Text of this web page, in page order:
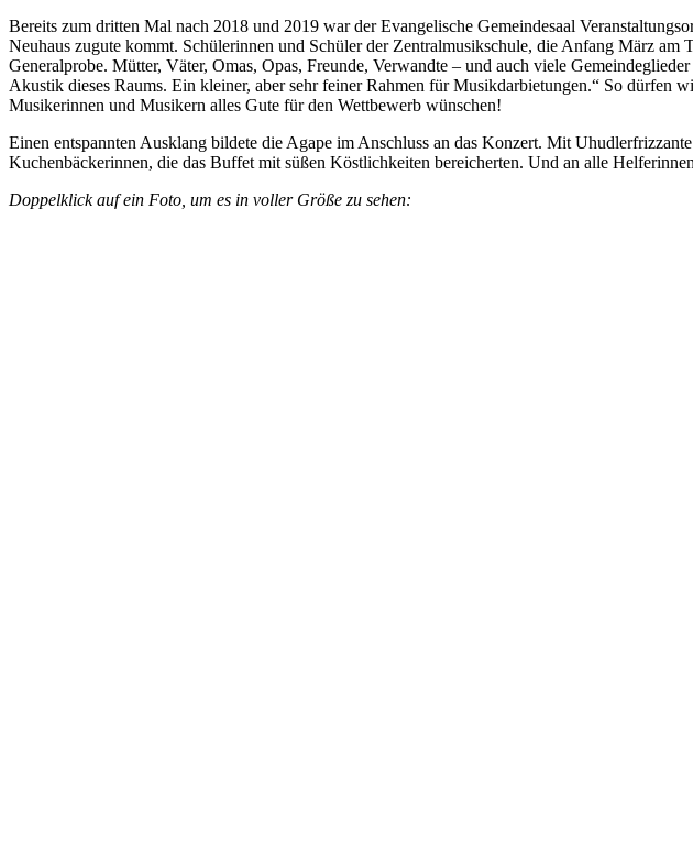
Bereits zum dritten Mal nach 2018 und 2019 war der Evangelische Gemeindesaal
Neuhaus zugute kommt. Schülerinnen und Schüler der Zentralmusikschule, die Anfang März
Generalprobe. Mütter, Väter, Omas, Opas, Freunde, Verwandte – und auch viele
Akustik dieses Raums. Ein kleiner, aber sehr feiner Rahmen für Musikdarbietungen.“ So dürfen
Musikerinnen und Musikern alles Gute für den Wettbewerb wünschen!
Einen entspannten Ausklang bildete die Agape im Anschluss an das Konzert. Mit
Kuchenbäckerinnen, die das Buffet mit süßen Köstlichkeiten bereicherten. Und an alle
Doppelklick auf ein Foto, um es in voller Größe zu sehen: